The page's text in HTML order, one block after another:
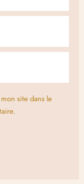
site dans le